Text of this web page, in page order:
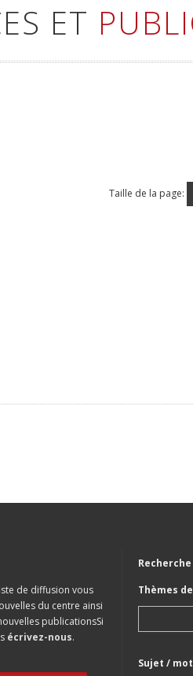
ET
Taille de la page:
de diffusion vous
du centre ainsi
publicationsSi
écrivez-nous.
Thèmes
Sujet /